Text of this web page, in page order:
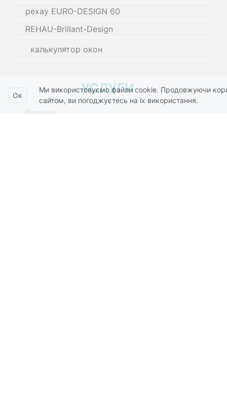
рехау EURO-DESIGN 60
REHAU-Brillant-Design
калькулятор окон
УСЛУГИ
Откосы
Ок
Ми використовуємо файли cookie. Продовжуючи
сайтом, ви погоджуєтесь на їх використання.